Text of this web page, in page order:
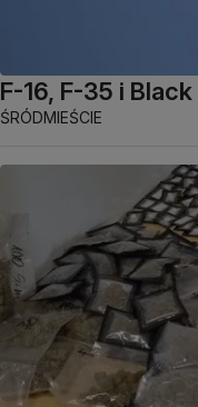
F-16, F-35 i
ŚRÓDMIEŚCIE